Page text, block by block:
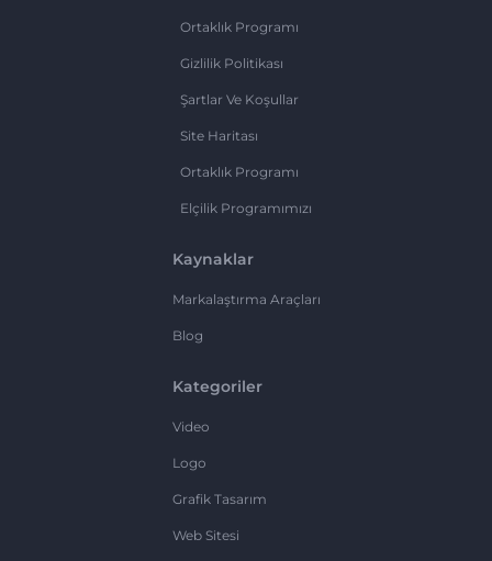
Ortaklık Programı
Gizlilik Politikası
Şartlar Ve Koşullar
Site Haritası
Ortaklık Programı
Elçilik Programımızı
Kaynaklar
Markalaştırma Araçları
Blog
Kategoriler
Video
Logo
Grafik Tasarım
Web Sitesi